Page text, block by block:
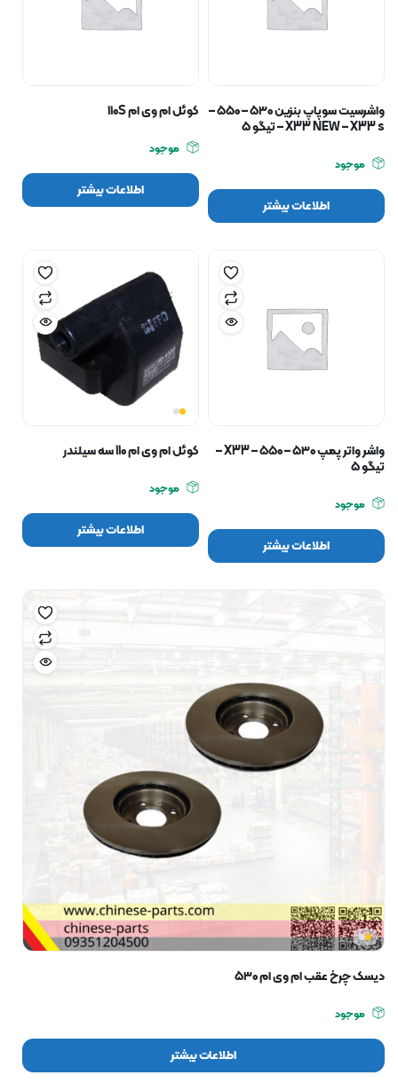
واشرسیت سوپاپ بنزین ۵۳۰ – ۵۵۰ –
X33 NEW – X33 s – تیگو ۵
موجود
اطلاعات بیشتر
کوئل ام وی ام ۱۱۰S
موجود
اطلاعات بیشتر
واشر واتر پمپ ۵۳۰ – ۵۵۰ – X33 –
تیگو ۵
موجود
اطلاعات بیشتر
کوئل ام وی ام 110 سه سیلندر
موجود
اطلاعات بیشتر
دیسک چرخ عقب ام وی ام ۵۳۰
موجود
اطلاعات بیشتر